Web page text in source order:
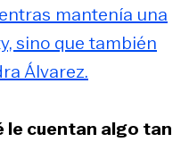
mantenía una
sino que también
Álvarez.
le cuentan algo tan